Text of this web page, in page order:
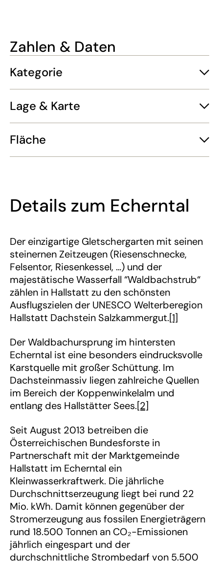
Zahlen & Daten
Kategorie
Lage & Karte
Fläche
Details zum Echerntal
Der einzigartige Gletschergarten mit seinen
steinernen Zeitzeugen (Riesenschnecke,
Felsentor, Riesenkessel, …) und der
majestätische Wasserfall “Waldbachstrub“
zählen in Hallstatt zu den schönsten
Ausflugszielen der UNESCO Welterberegion
Hallstatt Dachstein Salzkammergut.[1]
Der Waldbachursprung im hintersten
Echerntal ist eine besonders eindrucksvolle
Karstquelle mit großer Schüttung. Im
Dachsteinmassiv liegen zahlreiche Quellen
im Bereich der Koppenwinkelalm und
entlang des Hallstätter Sees.[2]
Seit August 2013 betreiben die
Österreichischen Bundesforste in
Partnerschaft mit der Marktgemeinde
Hallstatt im Echerntal ein
Kleinwasserkraftwerk. Die jährliche
Durchschnittserzeugung liegt bei rund 22
Mio. kWh. Damit können gegenüber der
Stromerzeugung aus fossilen Energieträgern
rund 18.500 Tonnen an CO₂-Emissionen
jährlich eingespart und der
durchschnittliche Strombedarf von 5.500